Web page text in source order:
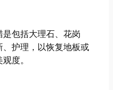
是包括大理石、花岗
护理，以恢复地板或
度。